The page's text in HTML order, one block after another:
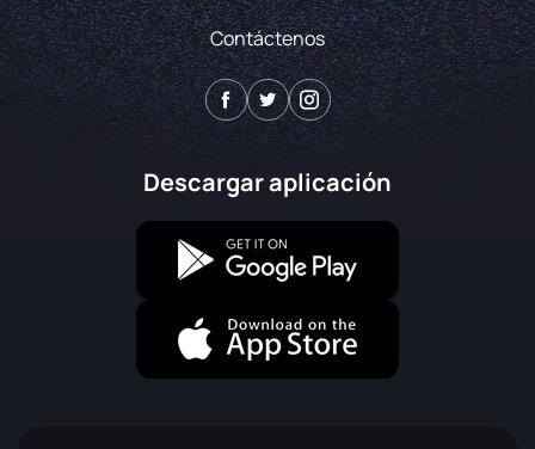
Contáctenos
Descargar aplicación